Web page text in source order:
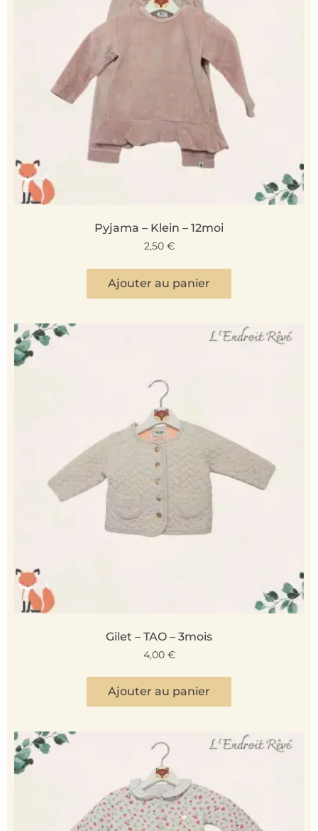
Pyjama – Klein – 12moi
2,50 €
Ajouter au panier
Gilet – TAO – 3mois
4,00 €
Ajouter au panier